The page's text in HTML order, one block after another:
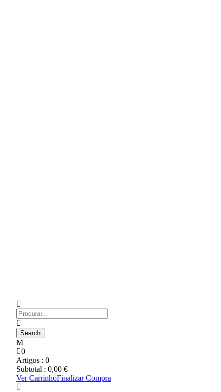
0
Artigos : 0
Subtotal : 0,00 €
Ver CarrinhoFinalizar Compra